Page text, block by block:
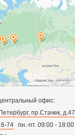
офис:
пр.Стачек, д.47
74 пн.-пт. 09:00 - 18:00